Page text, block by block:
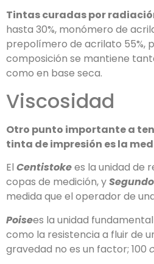
Tintas curadas por
hasta 30%, monómero de
prepolímero de acrilato 55%,
composición se mantiene
como en base seca.
Viscosidad
Otro punto importante a
tinta de impresión es la
El Centistokees la unidad de
copas de medición, y
medida que el operador de
Poisees la unidad
como la resistencia a fluir de
gravedad no es un factor; 100